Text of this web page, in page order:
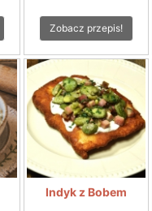
Zobacz przepis!
Indyk z Bobem